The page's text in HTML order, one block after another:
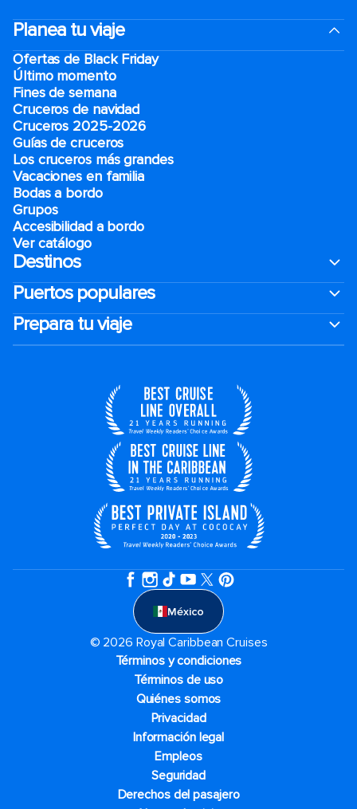
Planea tu viaje
Ofertas de Black Friday
Último momento
Fines de semana
Cruceros de navidad
Cruceros 2025-2026
Guías de cruceros
Los cruceros más grandes
Vacaciones en familia
Bodas a bordo
Grupos
Accesibilidad a bordo
Ver catálogo
Destinos
Puertos populares
Prepara tu viaje
México
© 2026 Royal Caribbean Cruises
Términos y condiciones
Términos de uso
Quiénes somos
Privacidad
Información legal
Empleos
Seguridad
Derechos del pasajero